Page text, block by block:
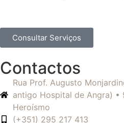
Consultar Serviços
Contactos
Rua Prof. Augusto
antigo Hospital de Angra)
Heroísmo
(+351) 295 217 413